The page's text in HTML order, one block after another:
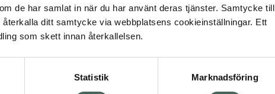
de har samlat in när du har använt deras tjänster. Samtycke till
ditt samtycke via webbplatsens cookieinställningar. Ett
som skett innan återkallelsen.
Statistik Marknadsföring
Aktuella erbjudanden